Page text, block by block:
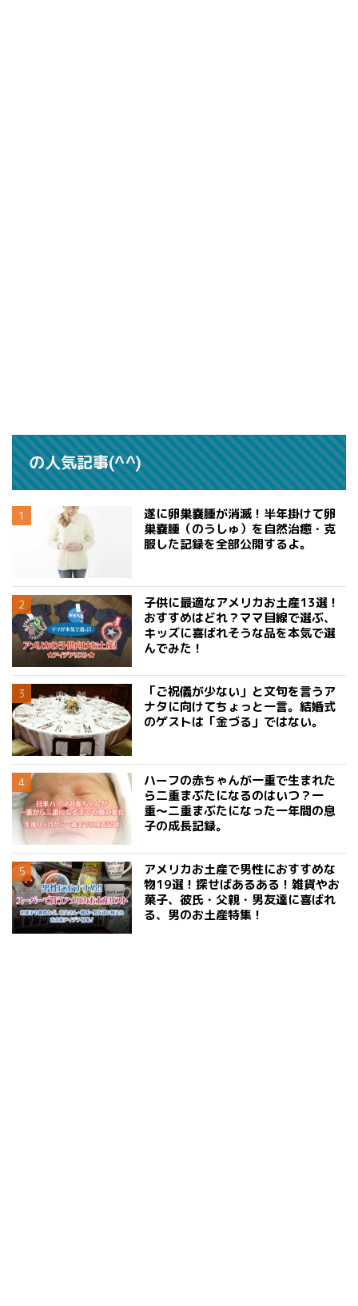
の人気記事(^^)
遂に卵巣嚢腫が消滅！半年掛けて卵
巣嚢腫（のうしゅ）を自然治癒・克
服した記録を全部公開するよ。
子供に最適なアメリカお土産13選！
おすすめはどれ？ママ目線で選ぶ、
キッズに喜ばれそうな品を本気で選
んでみた！
「ご祝儀が少ない」と文句を言うア
ナタに向けてちょっと一言。結婚式
のゲストは「金づる」ではない。
ハーフの赤ちゃんが一重で生まれた
ら二重まぶたになるのはいつ？一
重〜二重まぶたになった一年間の息
子の成長記録。
アメリカお土産で男性におすすめな
物19選！探せばあるある！雑貨やお
菓子、彼氏・父親・男友達に喜ばれ
る、男のお土産特集！